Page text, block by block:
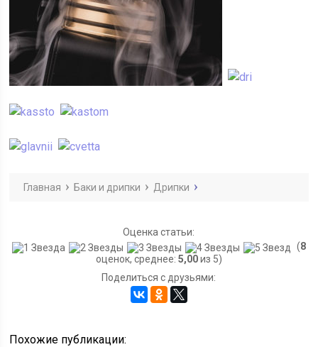
Главная Баки и дрипки Дрипки
Оценка статьи:
(8
оценок, среднее: 5,00из 5)
Поделиться с друзьями:
Похожие публикации: